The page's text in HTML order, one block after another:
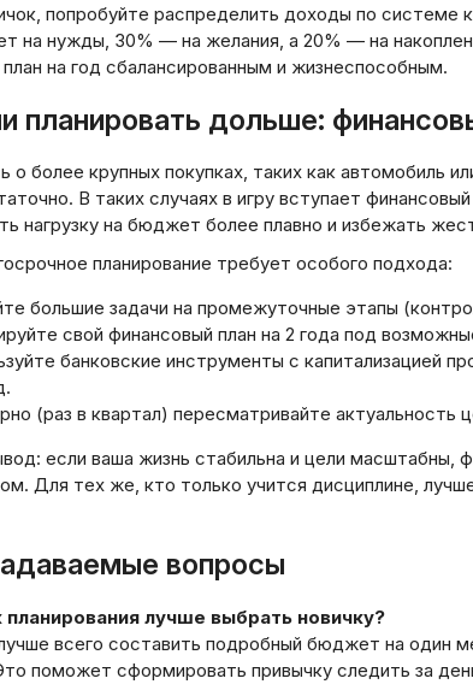
попробуйте распределить доходы по системе
на нужды, 30% — на желания, а 20% — на
на год сбалансированным и жизнеспособным.
планировать дольше:
о более крупных покупках, таких как автомобиль
В таких случаях в игру вступает
нагрузку на бюджет более плавно и избежать
планирование требует особого подхода:
большие задачи на промежуточные этапы
свой финансовый план на 2 года под
банковские инструменты с капитализацией
(раз в квартал) пересматривайте
если ваша жизнь стабильна и цели масштабны,
Для тех же, кто только учится дисциплине,
вопросы
планирования лучше выбрать новичку?
всего составить подробный бюджет на один
поможет сформировать привычку следить за